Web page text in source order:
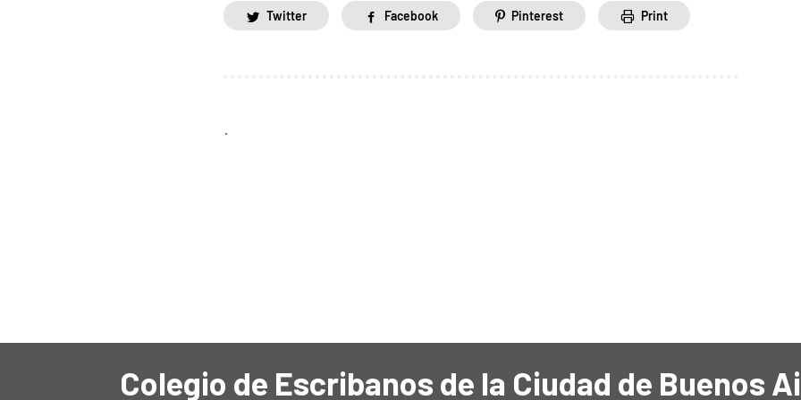
Twitter Facebook Pinterest Print
.
Colegio de Escribanos de la Ciudad de Buenos